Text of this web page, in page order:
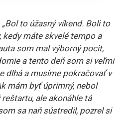
„Bol to úžasný víkend. Boli to
kedy máte skvelé tempo a
som mal výborný pocit,
a tento deň som si veľmi
dlhá a musíme pokračovať v
mám byť úprimný, nebol
ale akonáhle tá
sa naň sústredil, pozrel si